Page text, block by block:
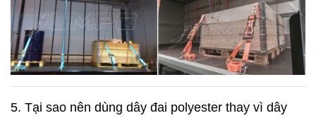
5. Tại sao nên dùng dây đai polyester thay vì dây